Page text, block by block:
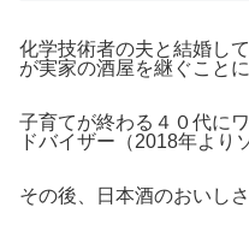
化学技術者の夫と結婚し
が実家の酒屋を継ぐこと
子育てが終わる４０代に
ドバイザー（2018年より
その後、日本酒のおいし